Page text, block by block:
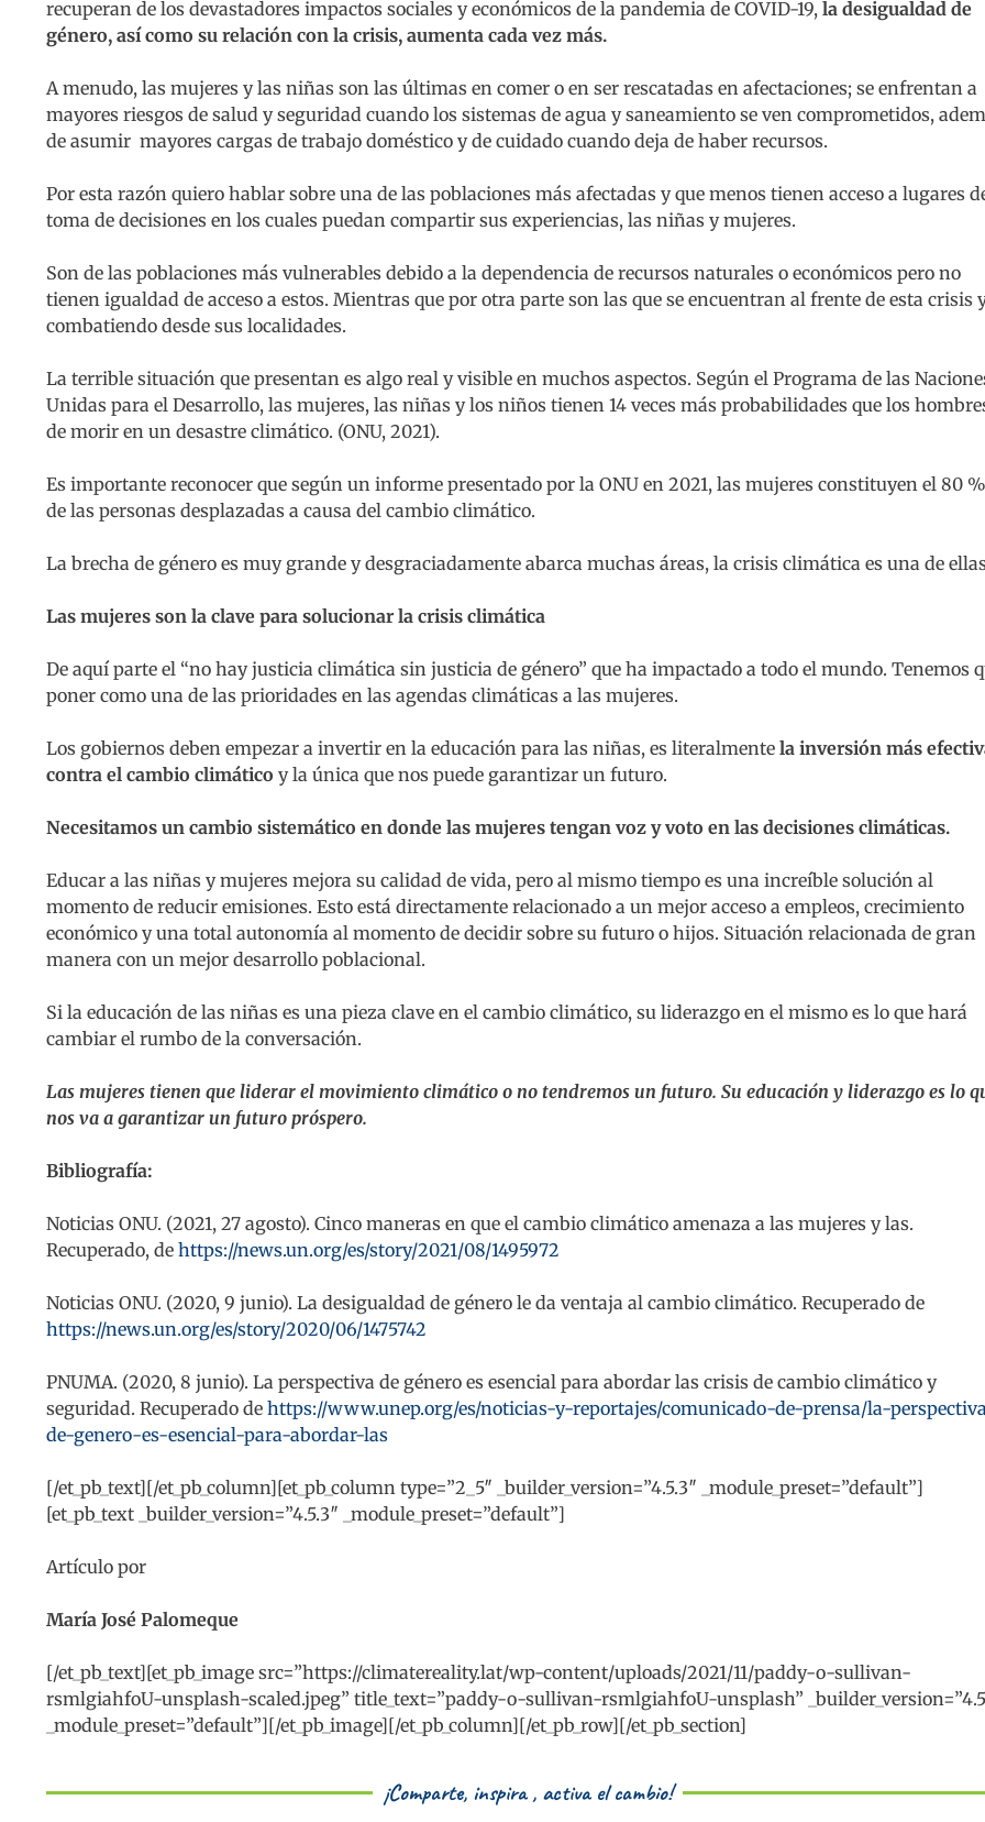
recuperan de los devastadores impactos sociales y económicos de la pandemia de COVID-19, la desigualdad de
género, así como su relación con la crisis, aumenta cada vez más.
A menudo, las mujeres y las niñas son las últimas en comer o en ser rescatadas en afectaciones; se enfrentan a
mayores riesgos de salud y seguridad cuando los sistemas de agua y saneamiento se ven comprometidos,
de asumir mayores cargas de trabajo doméstico y de cuidado cuando deja de haber recursos.
Por esta razón quiero hablar sobre una de las poblaciones más afectadas y que menos tienen acceso a lugares
toma de decisiones en los cuales puedan compartir sus experiencias, las niñas y mujeres.
Son de las poblaciones más vulnerables debido a la dependencia de recursos naturales o económicos pero no
tienen igualdad de acceso a estos. Mientras que por otra parte son las que se encuentran al frente de esta crisis
combatiendo desde sus localidades.
La terrible situación que presentan es algo real y visible en muchos aspectos. Según el Programa de las
Unidas para el Desarrollo, las mujeres, las niñas y los niños tienen 14 veces más probabilidades que los
de morir en un desastre climático. (ONU, 2021).
Es importante reconocer que según un informe presentado por la ONU en 2021, las mujeres constituyen el 80 %
de las personas desplazadas a causa del cambio climático.
La brecha de género es muy grande y desgraciadamente abarca muchas áreas, la crisis climática es una de
Las mujeres son la clave para solucionar la crisis climática
De aquí parte el “no hay justicia climática sin justicia de género” que ha impactado a todo el mundo. Tenemos
poner como una de las prioridades en las agendas climáticas a las mujeres.
Los gobiernos deben empezar a invertir en la educación para las niñas, es literalmente la inversión más
contra el cambio climático y la única que nos puede garantizar un futuro.
Necesitamos un cambio sistemático en donde las mujeres tengan voz y voto en las decisiones climáticas.
Educar a las niñas y mujeres mejora su calidad de vida, pero al mismo tiempo es una increíble solución al
momento de reducir emisiones. Esto está directamente relacionado a un mejor acceso a empleos, crecimiento
económico y una total autonomía al momento de decidir sobre su futuro o hijos. Situación relacionada de gran
manera con un mejor desarrollo poblacional.
Si la educación de las niñas es una pieza clave en el cambio climático, su liderazgo en el mismo es lo que hará
cambiar el rumbo de la conversación.
Las mujeres tienen que liderar el movimiento climático o no tendremos un futuro. Su educación y liderazgo es lo
nos va a garantizar un futuro próspero.
Bibliografía:
Noticias ONU. (2021, 27 agosto). Cinco maneras en que el cambio climático amenaza a las mujeres y las.
Recuperado, de https://news.un.org/es/story/2021/08/1495972
Noticias ONU. (2020, 9 junio). La desigualdad de género le da ventaja al cambio climático. Recuperado de
https://news.un.org/es/story/2020/06/1475742
PNUMA. (2020, 8 junio). La perspectiva de género es esencial para abordar las crisis de cambio climático y
seguridad. Recuperado de https://www.unep.org/es/noticias-y-reportajes/comunicado-de-prensa/la-
de-genero-es-esencial-para-abordar-las
[/et_pb_text][/et_pb_column][et_pb_column type=”2_5″ _builder_version=”4.5.3″ _module_preset=”default”]
[et_pb_text _builder_version=”4.5.3″ _module_preset=”default”]
Artículo por
María José Palomeque
[/et_pb_text][et_pb_image src=”https://climatereality.lat/wp-content/uploads/2021/11/paddy-o-sullivan-
rsmlgiahfoU-unsplash-scaled.jpeg” title_text=”paddy-o-sullivan-rsmlgiahfoU-unsplash”
_module_preset=”default”][/et_pb_image][/et_pb_column][/et_pb_row][/et_pb_section]
¡Comparte, inspira , activa el cambio!